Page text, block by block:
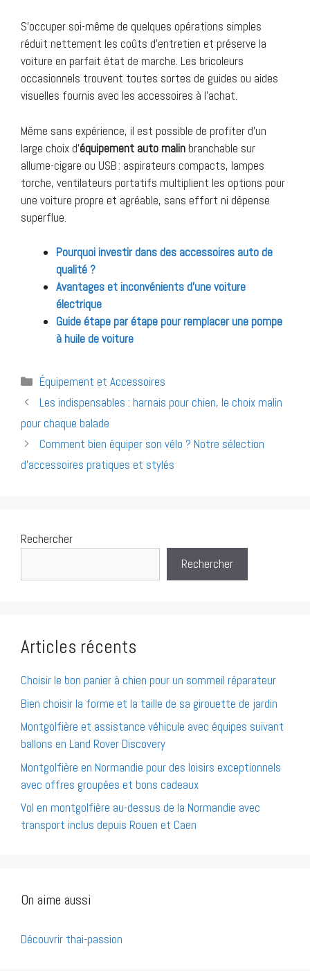
S’occuper soi-même de quelques opérations simples
réduit nettement les coûts d’entretien et préserve la
voiture en parfait état de marche. Les bricoleurs
occasionnels trouvent toutes sortes de guides ou aides
visuelles fournis avec les accessoires à l’achat.
Même sans expérience, il est possible de profiter d’un
large choix d’équipement auto malin branchable sur
allume-cigare ou USB : aspirateurs compacts, lampes
torche, ventilateurs portatifs multiplient les options pour
une voiture propre et agréable, sans effort ni dépense
superflue.
Pourquoi investir dans des accessoires auto de
qualité ?
Avantages et inconvénients d’une voiture
électrique
Guide étape par étape pour remplacer une pompe
à huile de voiture
Catégories
Équipement et Accessoires
Navigation
articles
Les indispensables : harnais pour chien, le choix malin
pour chaque balade
Comment bien équiper son vélo ? Notre sélection
d’accessoires pratiques et stylés
Rechercher
Rechercher
Articles récents
Choisir le bon panier à chien pour un sommeil réparateur
Bien choisir la forme et la taille de sa girouette de jardin
Montgolfière et assistance véhicule avec équipes suivant
ballons en Land Rover Discovery
Montgolfière en Normandie pour des loisirs exceptionnels
avec offres groupées et bons cadeaux
Vol en montgolfière au-dessus de la Normandie avec
transport inclus depuis Rouen et Caen
On aime aussi
Découvrir thai-passion